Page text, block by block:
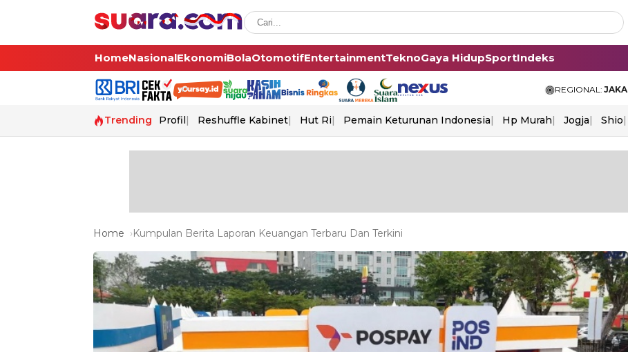
HomeNasionalEkonomiBolaOtomotifEntertainmentTeknoGaya HidupSportIndeks
REGIONAL:
Trending Profil Reshuffle Kabinet Hut Ri Pemain Keturunan Indonesia Hp Murah Jogja Shio
Home Kumpulan Berita Laporan Keuangan Terbaru Dan Terkini